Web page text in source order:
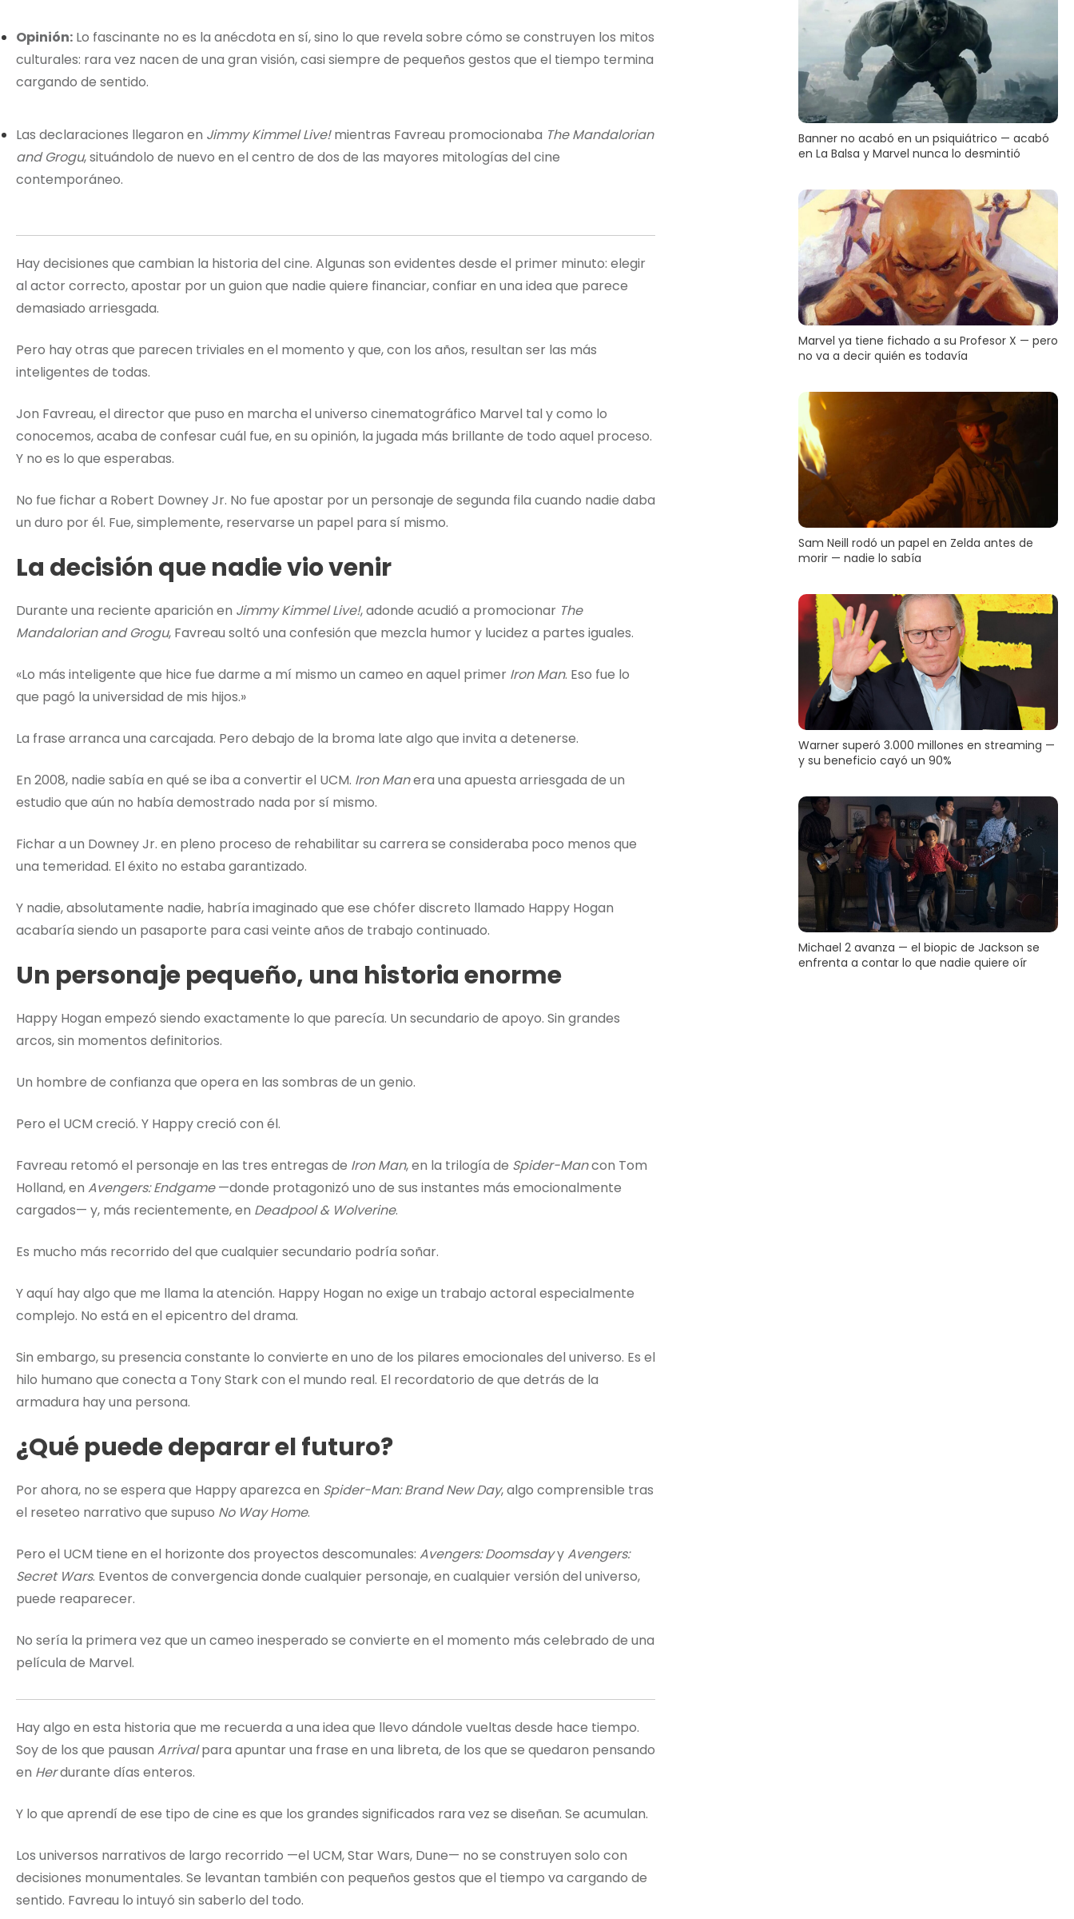
Opinión: Lo fascinante no es la anécdota en sí, sino lo que revela sobre cómo se construyen los mitos
culturales: rara vez nacen de una gran visión, casi siempre de pequeños gestos que el tiempo termina
cargando de sentido.
Las declaraciones llegaron en Jimmy Kimmel Live!mientras Favreau promocionaba The Mandalorian
and Grogu, situándolo de nuevo en el centro de dos de las mayores mitologías del cine
contemporáneo.
Hay decisiones que cambian la historia del cine. Algunas son evidentes desde el primer minuto: elegir
al actor correcto, apostar por un guion que nadie quiere financiar, confiar en una idea que parece
demasiado arriesgada.
Pero hay otras que parecen triviales en el momento y que, con los años, resultan ser las más
inteligentes de todas.
Jon Favreau, el director que puso en marcha el universo cinematográfico Marvel tal y como lo
conocemos, acaba de confesar cuál fue, en su opinión, la jugada más brillante de todo aquel proceso.
Y no es lo que esperabas.
No fue fichar a Robert Downey Jr. No fue apostar por un personaje de segunda fila cuando nadie daba
un duro por él. Fue, simplemente, reservarse un papel para sí mismo.
La decisión que nadie vio venir
Durante una reciente aparición en Jimmy Kimmel Live!, adonde acudió a promocionar The
Mandalorian and Grogu, Favreau soltó una confesión que mezcla humor y lucidez a partes iguales.
«Lo más inteligente que hice fue darme a mí mismo un cameo en aquel primer Iron Man. Eso fue lo
que pagó la universidad de mis hijos.»
La frase arranca una carcajada. Pero debajo de la broma late algo que invita a detenerse.
En 2008, nadie sabía en qué se iba a convertir el UCM. Iron Manera una apuesta arriesgada de un
estudio que aún no había demostrado nada por sí mismo.
Fichar a un Downey Jr. en pleno proceso de rehabilitar su carrera se consideraba poco menos que
una temeridad. El éxito no estaba garantizado.
Y nadie, absolutamente nadie, habría imaginado que ese chófer discreto llamado Happy Hogan
acabaría siendo un pasaporte para casi veinte años de trabajo continuado.
Un personaje pequeño, una historia enorme
Happy Hogan empezó siendo exactamente lo que parecía. Un secundario de apoyo. Sin grandes
arcos, sin momentos definitorios.
Un hombre de confianza que opera en las sombras de un genio.
Pero el UCM creció. Y Happy creció con él.
Favreau retomó el personaje en las tres entregas de Iron Man, en la trilogía de Spider-Mancon Tom
Holland, en Avengers: Endgame—donde protagonizó uno de sus instantes más emocionalmente
cargados— y, más recientemente, en Deadpool & Wolverine.
Es mucho más recorrido del que cualquier secundario podría soñar.
Y aquí hay algo que me llama la atención. Happy Hogan no exige un trabajo actoral especialmente
complejo. No está en el epicentro del drama.
Sin embargo, su presencia constante lo convierte en uno de los pilares emocionales del universo. Es el
hilo humano que conecta a Tony Stark con el mundo real. El recordatorio de que detrás de la
armadura hay una persona.
¿Qué puede deparar el futuro?
Por ahora, no se espera que Happy aparezca en Spider-Man: Brand New Day, algo comprensible tras
el reseteo narrativo que supuso No Way Home.
Pero el UCM tiene en el horizonte dos proyectos descomunales: Avengers: DoomsdayyAvengers:
Secret Wars. Eventos de convergencia donde cualquier personaje, en cualquier versión del universo,
puede reaparecer.
No sería la primera vez que un cameo inesperado se convierte en el momento más celebrado de una
película de Marvel.
Hay algo en esta historia que me recuerda a una idea que llevo dándole vueltas desde hace tiempo.
Soy de los que pausan Arrivalpara apuntar una frase en una libreta, de los que se quedaron pensando
en Herdurante días enteros.
Y lo que aprendí de ese tipo de cine es que los grandes significados rara vez se diseñan. Se acumulan.
Los universos narrativos de largo recorrido —el UCM, Star Wars, Dune— no se construyen solo con
decisiones monumentales. Se levantan también con pequeños gestos que el tiempo va cargando de
sentido. Favreau lo intuyó sin saberlo del todo.
Banner no acabó en un psiquiátrico — acabó
en La Balsa y Marvel nunca lo desmintió
Marvel ya tiene fichado a su Profesor X — pero
no va a decir quién es todavía
Sam Neill rodó un papel en Zelda antes de
morir — nadie lo sabía
Warner superó 3.000 millones en streaming —
y su beneficio cayó un 90%
Michael 2 avanza — el biopic de Jackson se
enfrenta a contar lo que nadie quiere oír